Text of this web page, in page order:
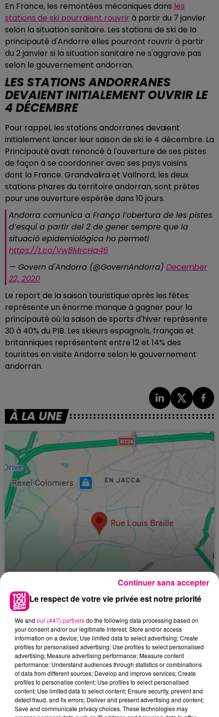
En France, les remontées mécaniques dans les
stations de ski pourraient rouvrir à partir du 7 janvier
selon la situation sanitaire. Les stations de ski de la
principauté d'Andorre elles pourront rouvrir à partir
du 2 janvier si la situation sanitaire ne s'aggrave pas
selon le gouvernement andorran.
LES STATIONS ANDORRANES
DEVAIENT INITIALEMENT OUVRIR LE
4 DÉCEMBRE
Pour rappel, les stations andorranes devaient
initialement lancer leur saison de ski le 4 décembre. La
Principauté avait renoncé à l'ouverture de ses pistes
de façon à se coordonner avec ses pays voisins
dont la France. Grandvalira et Vallnord, les deux
stations phares du territoire andorran, sont prêtes
pour une ouverture espérée dans 10 jours.
Andorra comunica a França l’obertura de les pistes
d’esquí a partir del 2 de gener sempre que la
situació epidemiològica ho permeti
https://t.co/Vw8MrcHa46
— Govern d'Andorra (@GovernAndorra) December
22, 2020
Le report de la saison touristique après les fêtes
représente un énorme manque à gagner pour la
principauté où la saison de sports d'hiver représente
30 à 40% du PIB. Les skieurs espagnols, français et
britanniques représentent entre 12 et 14% des
touristes en visite Andorre selon le gouvernement
andorran.
À LA UNE
24 juillet 2026
Incendie à Plaisance-du-Touch : des
habitations évacuées face à...
Le respect de votre vie privée est notre priorité
We and our (447) partnersdo the following data processing based on
your consent and/or our legitimate interest: Store and/or access
information on a device; Use limited data to select advertising; Create
profiles for personalised advertising; Use profiles to select personalised
advertising; Measure advertising performance; Measure content
performance; Understand audiences through statistics or combinations
of data from different sources; Develop and improve services; Create
profiles to personalise content; Use profiles to select personalised
content; Use limited data to select content; Ensure security, prevent and
detect fraud, and fix errors; Deliver and present advertising and content;
Save and communicate privacy choices. These technologies may
Continuer sans accepter